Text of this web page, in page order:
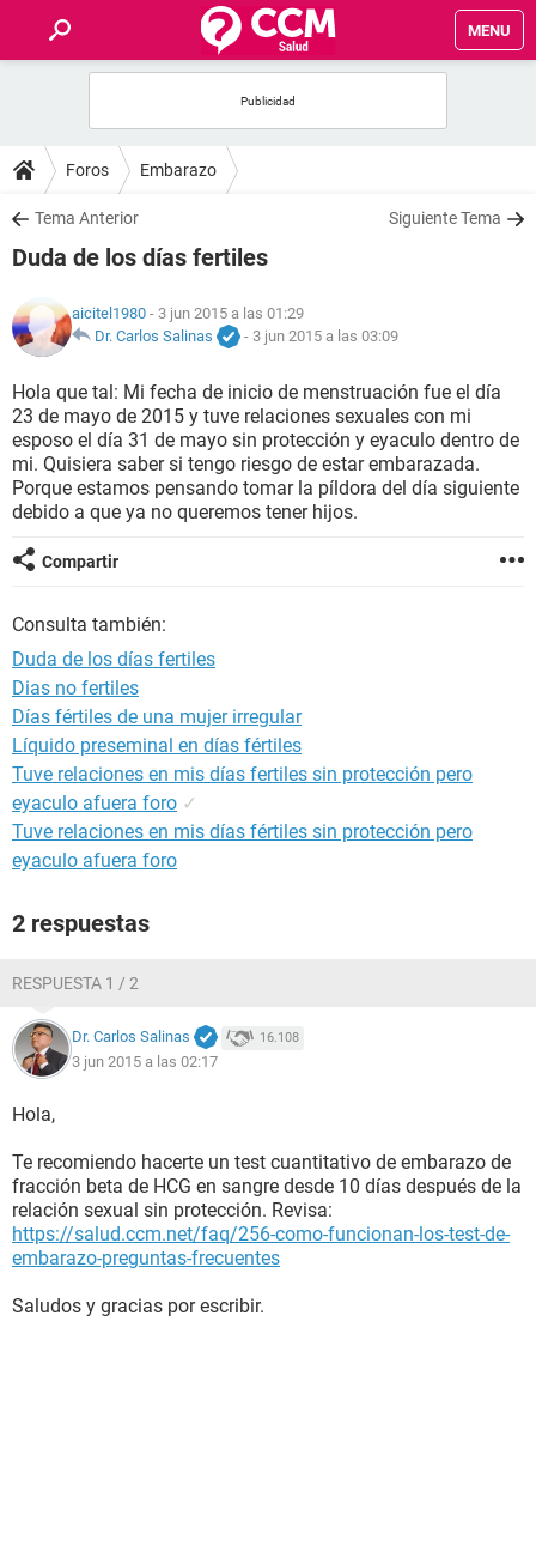
MENU
FOROS
SALUD
NUTRICIÓN
BIENESTAR
SEXUALIDAD
GLOSARIO
Foros Embarazo
Tema Anterior Siguiente Tema
Duda de los días fertiles
aicitel1980 - 3 jun 2015 a las 01:29
Dr. Carlos Salinas
- 3 jun 2015 a las 03:09
Hola que tal: Mi fecha de inicio de menstruación fue el día
23 de mayo de 2015 y tuve relaciones sexuales con mi
esposo el día 31 de mayo sin protección y eyaculo dentro de
mi. Quisiera saber si tengo riesgo de estar embarazada.
Porque estamos pensando tomar la píldora del día siguiente
debido a que ya no queremos tener hijos.
Compartir
Consulta también:
Duda de los días fertiles
Dias no fertiles
Días fértiles de una mujer irregular
Líquido preseminal en días fértiles
Tuve relaciones en mis días fertiles sin protección pero
eyaculo afuera foro ✓
Tuve relaciones en mis días fértiles sin protección pero
eyaculo afuera foro
2 respuestas
RESPUESTA 1 / 2
Dr. Carlos Salinas 16.108
3 jun 2015 a las 02:17
Hola,
Te recomiendo hacerte un test cuantitativo de embarazo de
fracción beta de HCG en sangre desde 10 días después de la
relación sexual sin protección. Revisa:
https://salud.ccm.net/faq/256-como-funcionan-los-test-de-
embarazo-preguntas-frecuentes
Saludos y gracias por escribir.